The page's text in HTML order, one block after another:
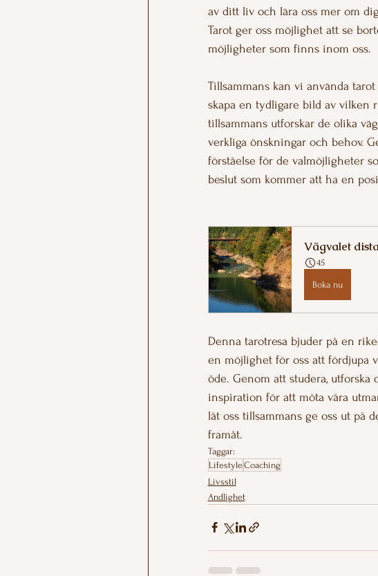
av ditt liv och lära oss mer om
Tarot ger oss möjlighet att se
möjligheter som finns inom oss.
Tillsammans kan vi använda
skapa en tydligare bild av vilken
tillsammans utforskar de olika
verkliga önskningar och behov.
förståelse för de valmöjligheter
beslut som kommer att ha en
Vägvalet
45
Boka nu
Denna tarotresa bjuder på en
en möjlighet för oss att fördjupa
öde. Genom att studera,
inspiration för att möta våra
låt oss tillsammans ge oss ut på
framåt.
Taggar:
LifestyleCoaching
Livsstil
Andlighet